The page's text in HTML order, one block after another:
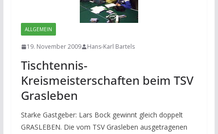
ALLGEMEIN
19. November 2009 Hans-Karl Bartels
Tischtennis-
Kreismeisterschaften beim TSV
Grasleben
Starke Gastgeber: Lars Bock gewinnt gleich doppelt
GRASLEBEN. Die vom TSV Grasleben ausgetragenen